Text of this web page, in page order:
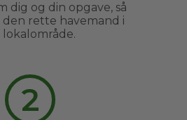
dig og din opgave, så
den rette havemand i
lokalområde.
2